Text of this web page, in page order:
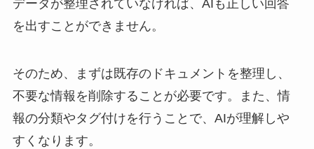
データが整理されていなければ、AIも正しい回答
を出すことができません。
そのため、まずは既存のドキュメントを整理し、
不要な情報を削除することが必要です。また、情
報の分類やタグ付けを行うことで、AIが理解しや
すくなります。